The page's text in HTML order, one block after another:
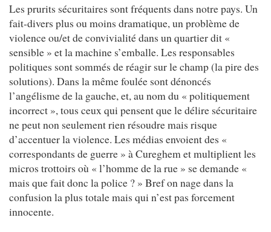
Les prurits sécuritaires sont fréquents dans notre pays. Un
fait-divers plus ou moins dramatique, un problème de
violence ou/et de convivialité dans un quartier dit «
sensible » et la machine s’emballe. Les responsables
politiques sont sommés de réagir sur le champ (la pire des
solutions). Dans la même foulée sont dénoncés
l’angélisme de la gauche, et, au nom du « politiquement
incorrect », tous ceux qui pensent que le délire sécuritaire
ne peut non seulement rien résoudre mais risque
d’accentuer la violence. Les médias envoient des «
correspondants de guerre » à Cureghem et multiplient les
micros trottoirs où « l’homme de la rue » se demande «
mais que fait donc la police ? » Bref on nage dans la
confusion la plus totale mais qui n’est pas forcement
innocente.